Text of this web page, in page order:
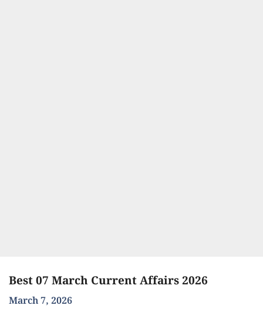
Best 07 March Current Affairs 2026
March 7, 2026